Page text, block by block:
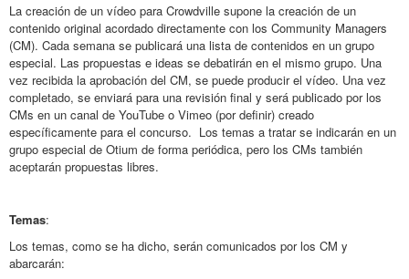
La creación de un vídeo para Crowdville supone la creación de un
contenido original acordado directamente con los Community Managers
(CM). Cada semana se publicará una lista de contenidos en un grupo
especial. Las propuestas e ideas se debatirán en el mismo grupo. Una
vez recibida la aprobación del CM, se puede producir el vídeo. Una vez
completado, se enviará para una revisión final y será publicado por los
CMs en un canal de YouTube o Vimeo (por definir) creado
específicamente para el concurso. Los temas a tratar se indicarán en un
grupo especial de Otium de forma periódica, pero los CMs también
aceptarán propuestas libres.
Temas:
Los temas, como se ha dicho, serán comunicados por los CM y
abarcarán: